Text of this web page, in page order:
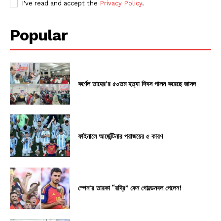
I've read and accept the Privacy Policy.
Popular
কর্ণেল তাহের’র ৫০তম হত্যা দিবস পালন করেছে জাসদ
ফাইনালে আর্জেন্টিনার পরাজয়ের ৫ কারণ
স্পেন’র তারকা “রদ্রি” কেন গোল্ডেনবল পেলেন!